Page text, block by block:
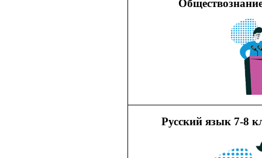
Русский язык 7-8